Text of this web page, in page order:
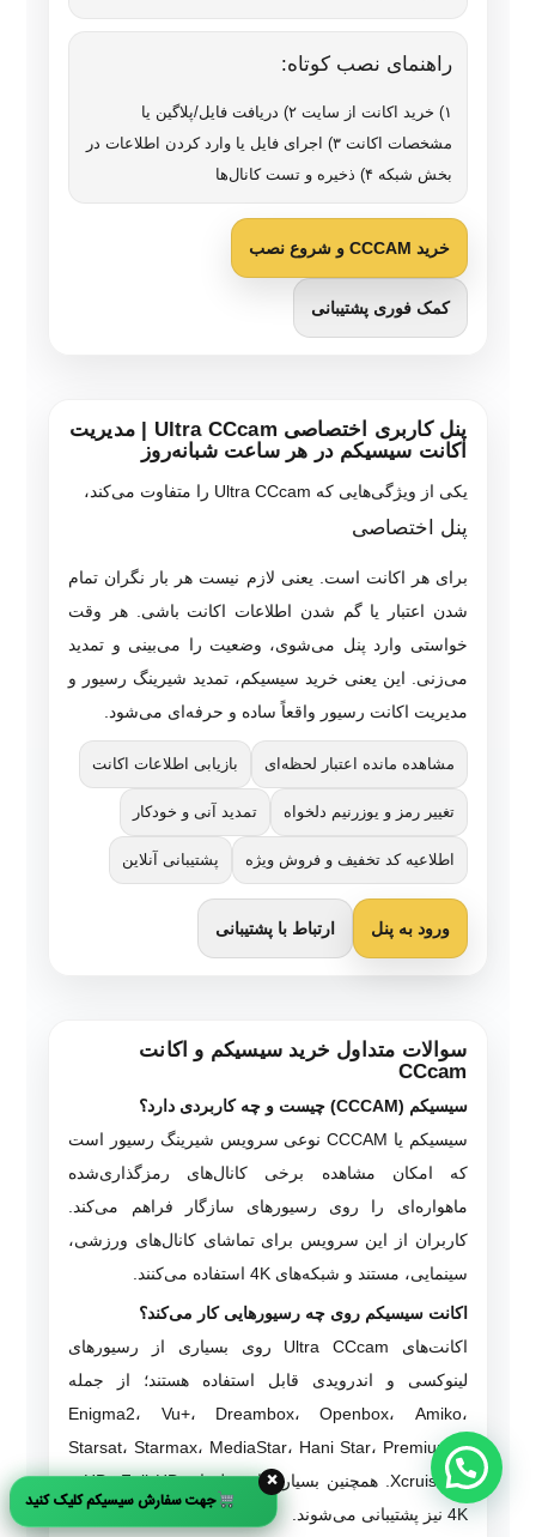
راهنمای نصب کوتاه:
۱) خرید اکانت از سایت ۲) دریافت فایل/پلاگین یا
مشخصات اکانت ۳) اجرای فایل یا وارد کردن اطلاعات در
بخش شبکه ۴) ذخیره و تست کانال‌ها
خرید CCCAM و شروع نصب
کمک فوری پشتیبانی
پنل کاربری اختصاصی Ultra CCcam | مدیریت
اکانت سیسیکم در هر ساعت شبانه‌روز
یکی از ویژگی‌هایی که Ultra CCcam را متفاوت می‌کند،
پنل اختصاصی
برای هر اکانت است. یعنی لازم نیست هر بار نگران تمام
شدن اعتبار یا گم شدن اطلاعات اکانت باشی. هر وقت
خواستی وارد پنل می‌شوی، وضعیت را می‌بینی و تمدید
می‌زنی. این یعنی خرید سیسیکم، تمدید شیرینگ رسیور و
مدیریت اکانت رسیور واقعاً ساده و حرفه‌ای می‌شود.
مشاهده مانده اعتبار لحظه‌ای بازیابی اطلاعات اکانت
تغییر رمز و یوزرنیم دلخواه تمدید آنی و خودکار
اطلاعیه کد تخفیف و فروش ویژه پشتیبانی آنلاین
ورود به پنل ارتباط با پشتیبانی
سوالات متداول خرید سیسیکم و اکانت
CCcam
سیسیکم (CCCAM) چیست و چه کاربردی دارد؟
سیسیکم یا CCCAM نوعی سرویس شیرینگ رسیور است
که امکان مشاهده برخی کانال‌های رمزگذاری‌شده
ماهواره‌ای را روی رسیورهای سازگار فراهم می‌کند.
کاربران از این سرویس برای تماشای کانال‌های ورزشی،
سینمایی، مستند و شبکه‌های 4K استفاده می‌کنند.
اکانت سیسیکم روی چه رسیورهایی کار می‌کند؟
اکانت‌های Ultra CCcam روی بسیاری از رسیورهای
لینوکسی و اندرویدی قابل استفاده هستند؛ از جمله
Enigma2، Vu+، Dreambox، Openbox، Amiko،
Starsat، Starmax، MediaStar، Hani Star، Premium X
و Xcruiser. همچنین بسیاری از مدل‌های HD، Full HD و
4K نیز پشتیبانی می‌شوند.
×
جهت سفارش سیسیکم کلیک کنید